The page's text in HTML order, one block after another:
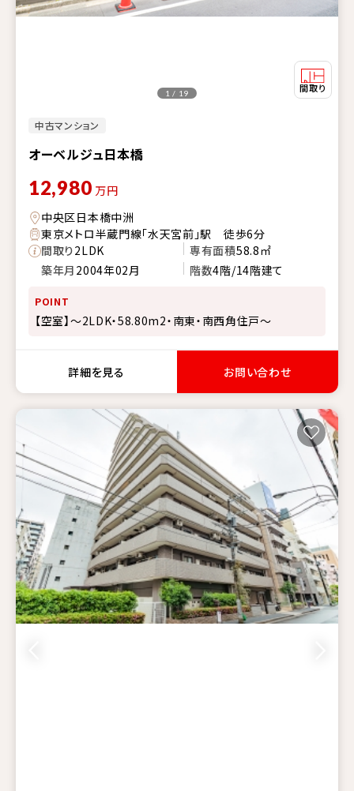
中古マンション
オーベルジュ日本橋
1 / 19
12,980 万円
中央区日本橋中洲
東京メトロ半蔵門線「水天宮前」駅 徒歩6分
間取り2LDK 専有面積58.8㎡
築年月 2004年02月 階数4階/14階建て
POINT
【空室】～2LDK・58.80m2・南東・南西角住戸～
詳細を見る お問い合わせ